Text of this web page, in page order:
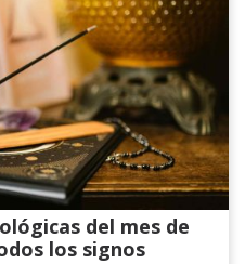
del mes de
los signos